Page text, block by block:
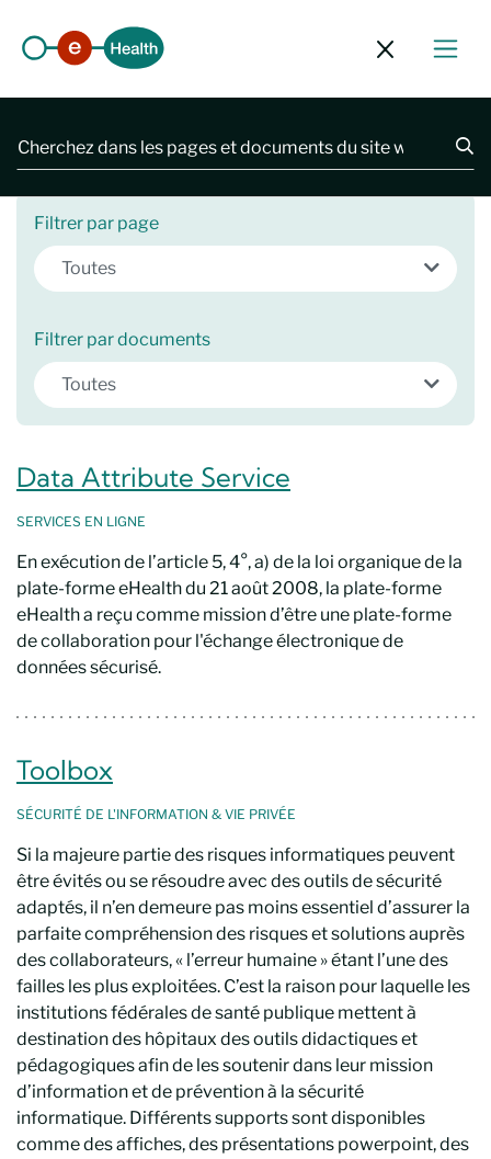
Fermer le
2481 résultats
Filtrer par page
Toutes
Filtrer par documents
Toutes
Data Attribute Service
SERVICES EN LIGNE
En exécution de l’article 5, 4°, a) de la loi organique de la
plate-forme eHealth du 21 août 2008, la plate-forme
eHealth a reçu comme mission d’être une plate-forme
de collaboration pour l'échange électronique de
données sécurisé.
Toolbox
SÉCURITÉ DE L'INFORMATION & VIE PRIVÉE
Si la majeure partie des risques informatiques peuvent
être évités ou se résoudre avec des outils de sécurité
adaptés, il n’en demeure pas moins essentiel d’assurer la
parfaite compréhension des risques et solutions auprès
des collaborateurs, « l’erreur humaine » étant l’une des
failles les plus exploitées. C’est la raison pour laquelle les
institutions fédérales de santé publique mettent à
destination des hôpitaux des outils didactiques et
pédagogiques afin de les soutenir dans leur mission
d’information et de prévention à la sécurité
informatique. Différents supports sont disponibles
comme des affiches, des présentations powerpoint, des